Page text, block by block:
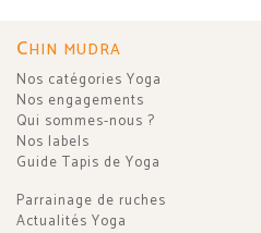
CHIN MUDRA
Nos catégories Yoga
Nos engagements
Qui sommes-nous ?
Nos labels
Guide Tapis de Yoga
Parrainage de ruches
Actualités Yoga